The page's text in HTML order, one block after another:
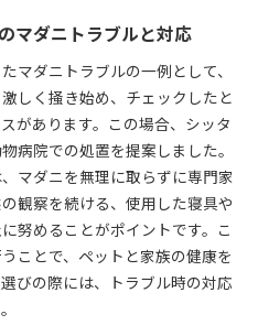
マダニトラブルと対応
マダニトラブルの一例として、
しく掻き始め、チェックしたと
があります。この場合、シッタ
病院での処置を提案しました。
マダニを無理に取らずに専門家
観察を続ける、使用した寝具や
努めることがポイントです。こ
ことで、ペットと家族の健康を
びの際には、トラブル時の対応